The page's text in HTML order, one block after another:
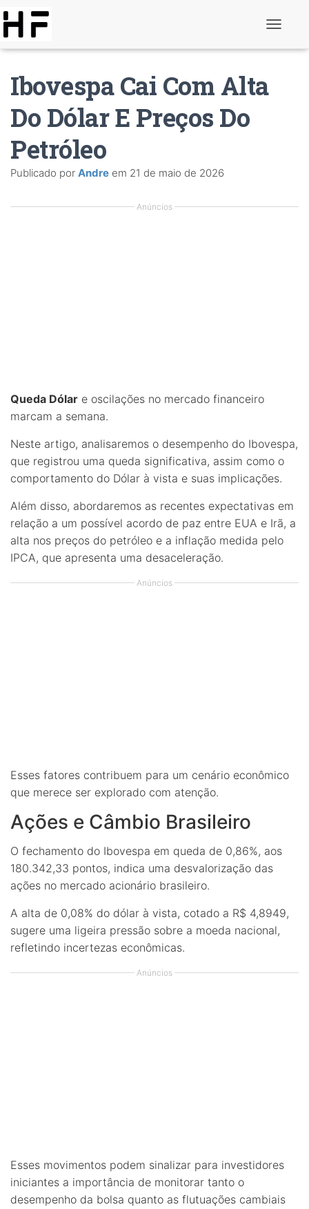
a
Ibovespa Cai Com Alta
Do Dólar E Preços Do
Petróleo
Publicado por Andre em 21 de maio de 2026
Anúncios
Queda Dólar e oscilações no mercado financeiro
marcam a semana.
Neste artigo, analisaremos o desempenho do Ibovespa,
que registrou uma queda significativa, assim como o
comportamento do Dólar à vista e suas implicações.
Além disso, abordaremos as recentes expectativas em
relação a um possível acordo de paz entre EUA e Irã, a
alta nos preços do petróleo e a inflação medida pelo
IPCA, que apresenta uma desaceleração.
Anúncios
Esses fatores contribuem para um cenário econômico
que merece ser explorado com atenção.
Ações e Câmbio Brasileiro
O fechamento do Ibovespa em queda de 0,86%, aos
180.342,33 pontos, indica uma desvalorização das
ações no mercado acionário brasileiro.
A alta de 0,08% do dólar à vista, cotado a R$ 4,8949,
sugere uma ligeira pressão sobre a moeda nacional,
refletindo incertezas econômicas.
Anúncios
Esses movimentos podem sinalizar para investidores
iniciantes a importância de monitorar tanto o
desempenho da bolsa quanto as flutuações cambiais